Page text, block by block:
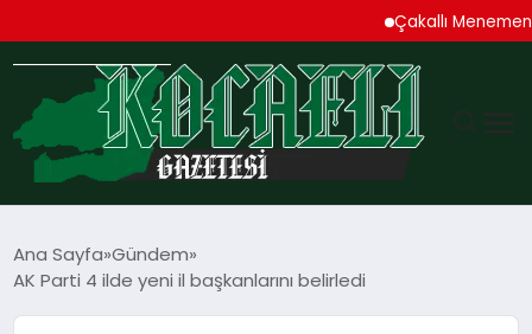
Çakallı Menemeni
Ana Sayfa Gündem
AK Parti 4 ilde yeni il başkanlarını belirledi